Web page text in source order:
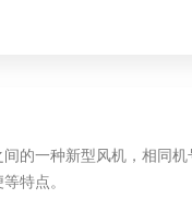
的一种新型风机，相同
特点。